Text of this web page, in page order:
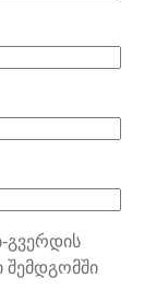
გვერდის
შემდგომში